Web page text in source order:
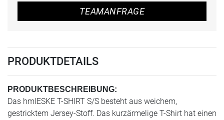
TEAMANFRAGE
PRODUKTDETAILS
PRODUKTBESCHREIBUNG:
Das hmlESKE T-SHIRT S/S besteht aus weichem,
gestricktem Jersey-Stoff. Das kurzärmelige T-Shirt hat einen